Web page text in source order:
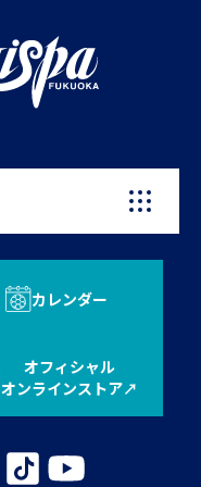
カレンダー
オフィシャル
オンラインストア